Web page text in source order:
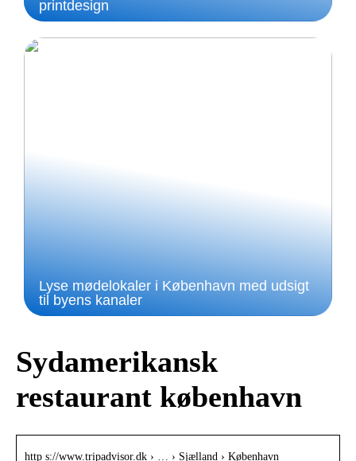
printdesign
Lyse mødelokaler i København med udsigt
til byens kanaler
Sydamerikansk
restaurant københavn
http s://www.tripadvisor.dk › … › Sjælland › København